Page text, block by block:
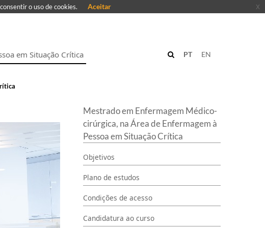
em Situação Crítica EN
PT
Mestrado em Enfermagem Médico-
cirúrgica, na Área de Enfermagem à
Pessoa em Situação Crítica
Objetivos
Plano de estudos
Condições de acesso
Candidatura ao curso
o uso de cookies. Aceitar x